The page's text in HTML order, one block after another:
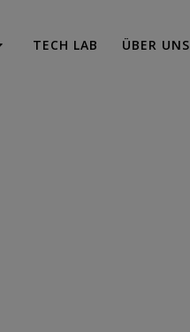
TECH LAB ÜBER UNS